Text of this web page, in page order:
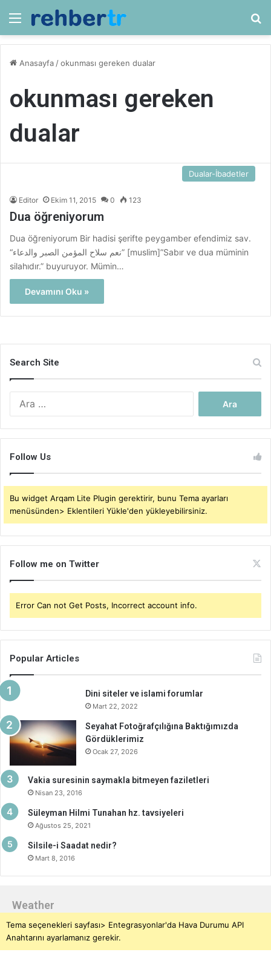
Menü
Anasayfa /okunması gereken dualar
okunması gereken
dualar
Dualar-İbadetler
Editor Ekim 11, 2015 0 123
Dua öğreniyorum
Dua öğreniyorum Bir hadisi şerifte peygamber efendimiz sav.
“نعم سلاح المؤمن الصبر والدعاء” [muslim]”Sabır ve dua müminin
silahıdır.” buyuruyor. Mümin…
Devamını Oku »
Search Site
Follow Us
Bu widget Arqam Lite Plugin gerektirir, bunu Tema ayarları
menüsünden> Eklentileri Yükle'den yükleyebilirsiniz.
Follow me on Twitter
Error Can not Get Posts, Incorrect account info.
Popular Articles
Dini siteler ve islami forumlar
Mart 22, 2022
Seyahat Fotoğrafçılığına Baktığımızda
Gördüklerimiz
Ocak 27, 2026
Vakia suresinin saymakla bitmeyen faziletleri
Nisan 23, 2016
Süleyman Hilmi Tunahan hz. tavsiyeleri
Ağustos 25, 2021
Silsile-i Saadat nedir?
Mart 8, 2016
Weather
Tema seçenekleri sayfası> Entegrasyonlar'da Hava Durumu API
Anahtarını ayarlamanız gerekir.